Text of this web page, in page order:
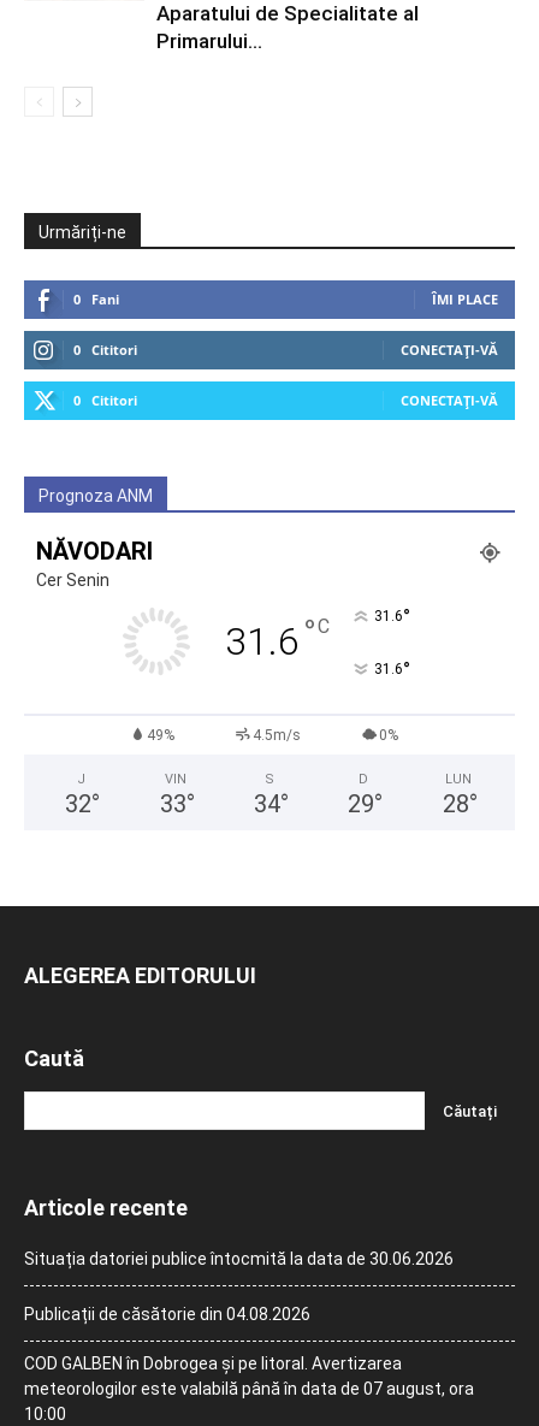
Aparatului de Specialitate al
Primarului...
Urmăriți-ne
0 Fani ÎMI PLACE
0 Cititori CONECTAȚI-VĂ
0 Cititori CONECTAȚI-VĂ
Prognoza ANM
NĂVODARI
Cer Senin
31.6 °C 31.6°
31.6°
49% 4.5m/s 0%
J
32°
VIN
33°
S
34°
D
29°
LUN
28°
ALEGEREA EDITORULUI
Caută
Articole recente
Situația datoriei publice întocmită la data de 30.06.2026
Publicații de căsătorie din 04.08.2026
COD GALBEN în Dobrogea și pe litoral. Avertizarea
meteorologilor este valabilă până în data de 07 august, ora
10:00